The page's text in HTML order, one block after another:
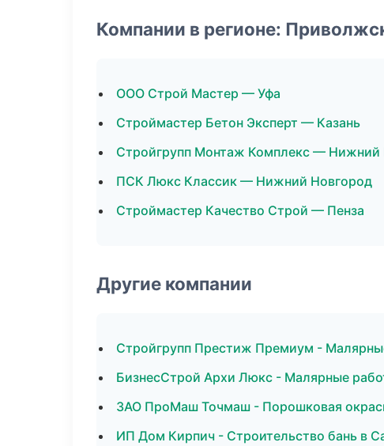
Компании в регионе:
ООО Строй Мастер — Уфа
Строймастер Бетон Эксперт — Казань
Стройгрупп Монтаж Комплекс — Нижний
ПСК Люкс Классик — Нижний Новгород
Строймастер Качество Строй — Пенза
Другие компании
Стройгрупп Престиж Премиум -
БизнесСтрой Архи Люкс - Малярные
ЗАО ПроМаш Точмаш - Порошковая
ИП Дом Кирпич - Строительство бань в